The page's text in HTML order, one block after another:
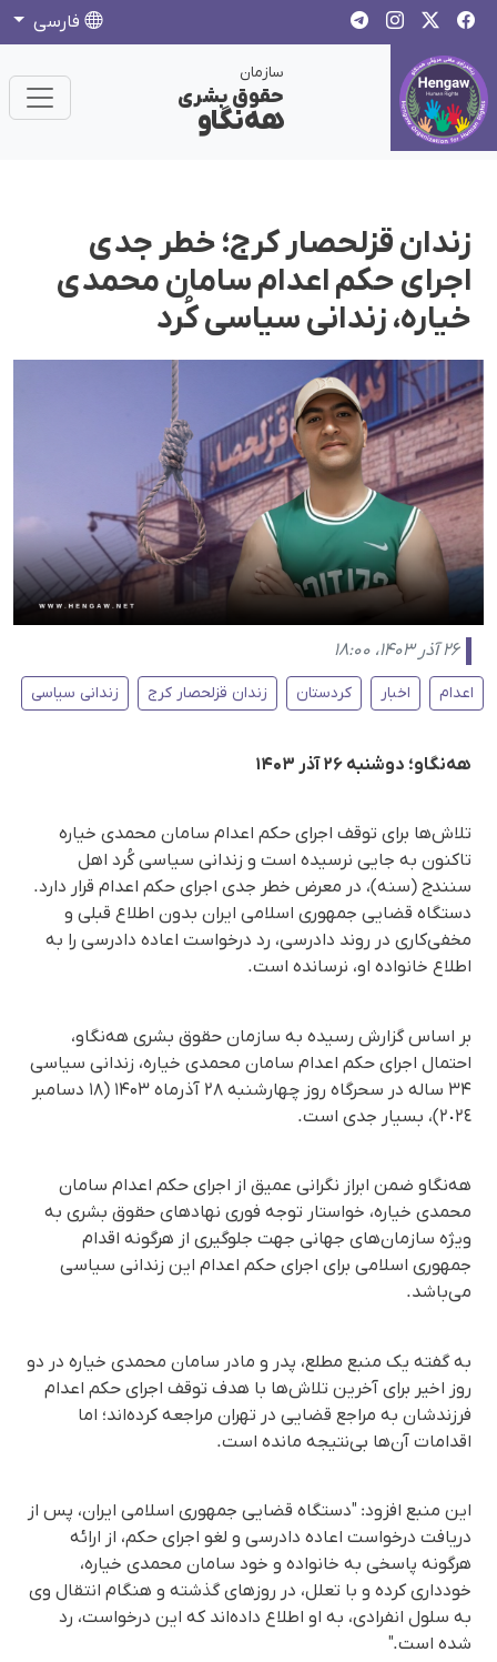
فارسی
سازمان
حقوق بشری
هەنگاو
زندان قزلحصار کرج؛ خطر جدی
اجرای حکم اعدام سامان محمدی
خیاره، زندانی سیاسی کُرد
۲۶ آذر ۱۴۰۳، ۱۸:۰۰
اعدام اخبار کردستان زندان قزلحصار کرج زندانی سیاسی
هه‌نگاو؛ دوشنبه ۲۶ آذر ۱۴۰۳
تلاش‌ها برای توقف اجرای حکم اعدام سامان محمدی خیاره
تاکنون به جایی نرسیده است و زندانی سیاسی کُرد اهل
سنندج (سنه)، در معرض خطر جدی اجرای حکم اعدام قرار دارد.
دستگاه قضایی جمهوری اسلامی ایران بدون اطلاع قبلی و
مخفی‌کاری در روند دادرسی، رد درخواست اعاده دادرسی را به
اطلاع خانواده او، نرسانده است.
بر اساس گزارش رسیده به سازمان حقوق بشری هه‌نگاو،
احتمال اجرای حکم اعدام سامان محمدی خیاره، زندانی سیاسی
۳۴ ساله در سحرگاه روز چهارشنبه ٢٨ آذرماه ۱۴۰۳ (١٨ دسامبر
٢٠٢٤)، بسیار جدی است.
هه‌نگاو ضمن ابراز نگرانی عمیق از اجرای حکم اعدام سامان
محمدی خیاره، خواستار توجه فوری نهادهای حقوق بشری به
ویژه سازمان‌های جهانی جهت جلوگیری از هرگونه اقدام
جمهوری اسلامی برای اجرای حکم اعدام این زندانی سیاسی
می‌باشد.
به گفته یک منبع مطلع، پدر و مادر سامان محمدی خیاره در دو
روز اخیر برای آخرین تلاش‌ها با هدف توقف اجرای حکم اعدام
فرزندشان به مراجع قضایی در تهران مراجعه کرده‌اند؛ اما
اقدامات آن‌ها بی‌نتیجه مانده است.
این منبع افزود: "دستگاه قضایی جمهوری اسلامی ایران، پس از
دریافت درخواست اعاده دادرسی و لغو اجرای حکم، از ارائه
هرگونه پاسخی به خانواده و خود سامان محمدی خیاره،
خودداری کرده و با تعلل، در روزهای گذشته و هنگام انتقال وی
به سلول انفرادی، به او اطلاع داده‌اند که این درخواست، رد
شده است."